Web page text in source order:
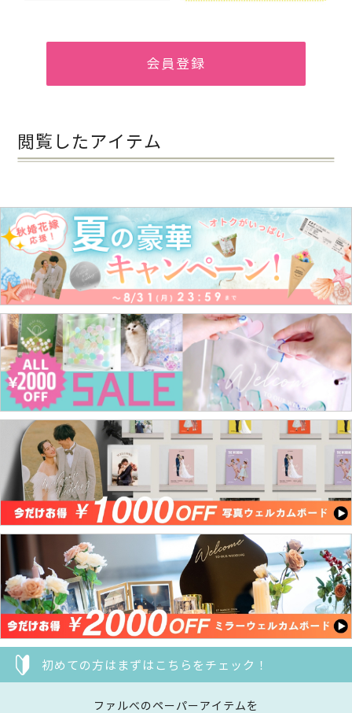
会員登録
閲覧したアイテム
初めての方はまずはこちらをチェック！
ファルべのペーパーアイテムを